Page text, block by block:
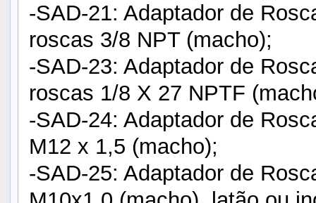
-SAD-21: Adaptador de
roscas 3/8 NPT (macho);
-SAD-23: Adaptador de
roscas 1/8 X 27 NPTF
-SAD-24: Adaptador de
M12 x 1,5 (macho);
-SAD-25: Adaptador de